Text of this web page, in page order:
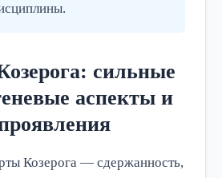
сильные
аспекты и
Козерога — сдержанность,